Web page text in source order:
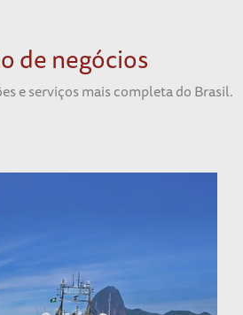
de negócios
e serviços mais completa do Brasil.